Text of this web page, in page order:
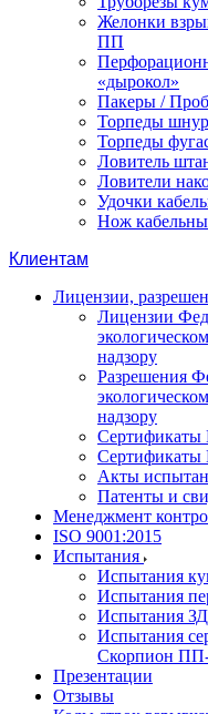
Желонки
ПП
«дырокол»
Пакеры /
Торпеды
Торпеды
Ловитель
Ловители
Удочки
Нож
Клиентам
Лицензии,
Лицензии
надзору
Разрешения
надзору
Акты
Патенты и
Менеджмент
ISO 9001:2015
Испытания
Испытания
Испытания
Испытания
Испытания
Скорпион
Презентации
Отзывы